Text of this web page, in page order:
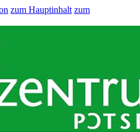
zum Hauptinhalt zum